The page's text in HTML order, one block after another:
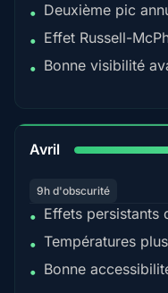
• Deuxième pic
• Effet Russell-
• Bonne visibilité
Avril
9h d'obscurité
• Effets persistants
• Températures
• Bonne